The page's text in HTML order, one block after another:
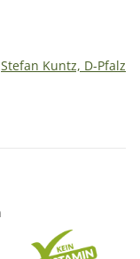
Stefan Kuntz, D-Pfalz